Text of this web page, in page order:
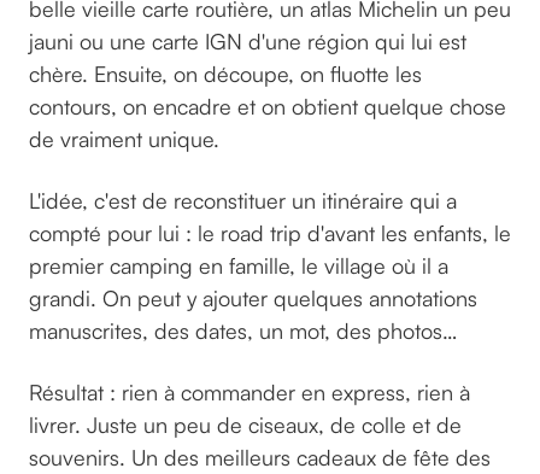
belle vieille carte routière, un atlas Michelin un peu
jauni ou une carte IGN d'une région qui lui est
chère. Ensuite, on découpe, on fluotte les
contours, on encadre et on obtient quelque chose
de vraiment unique.
L'idée, c'est de reconstituer un itinéraire qui a
compté pour lui : le road trip d'avant les enfants, le
premier camping en famille, le village où il a
grandi. On peut y ajouter quelques annotations
manuscrites, des dates, un mot, des photos…
Résultat : rien à commander en express, rien à
livrer. Juste un peu de ciseaux, de colle et de
souvenirs. Un des meilleurs cadeaux de fête des